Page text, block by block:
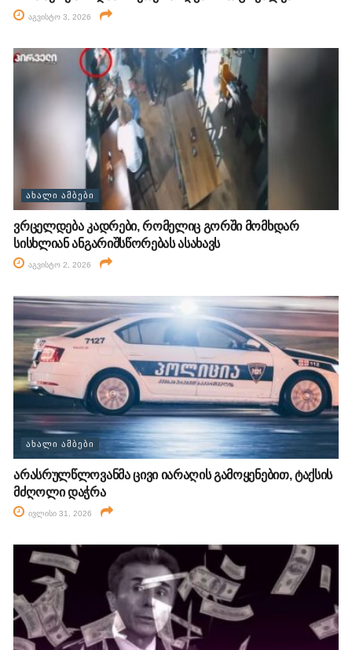
აგვისტო 3, 2026
ᲐᲮᲐᲚᲘ ᲐᲛᲑᲔᲑᲘ
ვრცელდება კადრები, რომელიც გორში მომხდარ
სისხლიან ანგარიშსწორებას ასახავს
აგვისტო 2, 2026
ᲐᲮᲐᲚᲘ ᲐᲛᲑᲔᲑᲘ
არასრულწლოვანმა ცივი იარაღის გამოყენებით, ტაქსის
მძღოლი დაჭრა
ივლისი 31, 2026